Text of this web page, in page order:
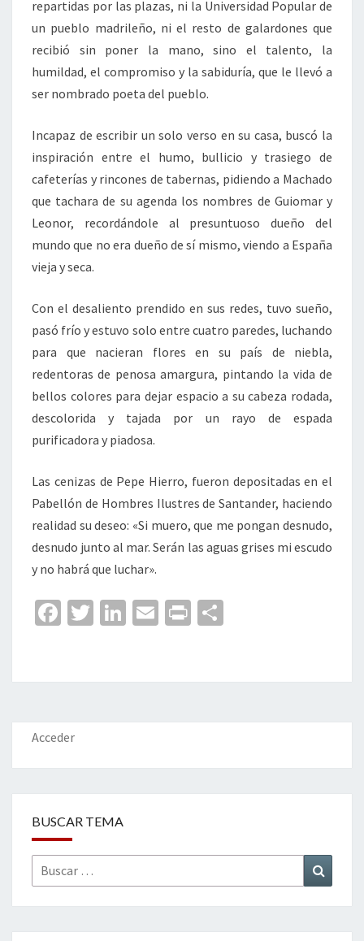
repartidas por las plazas, ni la Universidad Popular de
un pueblo madrileño, ni el resto de galardones que
recibió sin poner la mano, sino el talento, la
humildad, el compromiso y la sabiduría, que le llevó a
ser nombrado poeta del pueblo.
Incapaz de escribir un solo verso en su casa, buscó la
inspiración entre el humo, bullicio y trasiego de
cafeterías y rincones de tabernas, pidiendo a Machado
que tachara de su agenda los nombres de Guiomar y
Leonor, recordándole al presuntuoso dueño del
mundo que no era dueño de sí mismo, viendo a España
vieja y seca.
Con el desaliento prendido en sus redes, tuvo sueño,
pasó frío y estuvo solo entre cuatro paredes, luchando
para que nacieran flores en su país de niebla,
redentoras de penosa amargura, pintando la vida de
bellos colores para dejar espacio a su cabeza rodada,
descolorida y tajada por un rayo de espada
purificadora y piadosa.
Las cenizas de Pepe Hierro, fueron depositadas en el
Pabellón de Hombres Ilustres de Santander, haciendo
realidad su deseo: «Si muero, que me pongan desnudo,
desnudo junto al mar. Serán las aguas grises mi escudo
y no habrá que luchar».
Fa
o
o
k
T
er
Li
dI
n
E
l
Pr
p
ar
Acceder
BUSCAR TEMA
Buscar
por: